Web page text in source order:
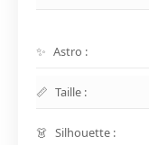
Astro :
Taille :
Silhouette :